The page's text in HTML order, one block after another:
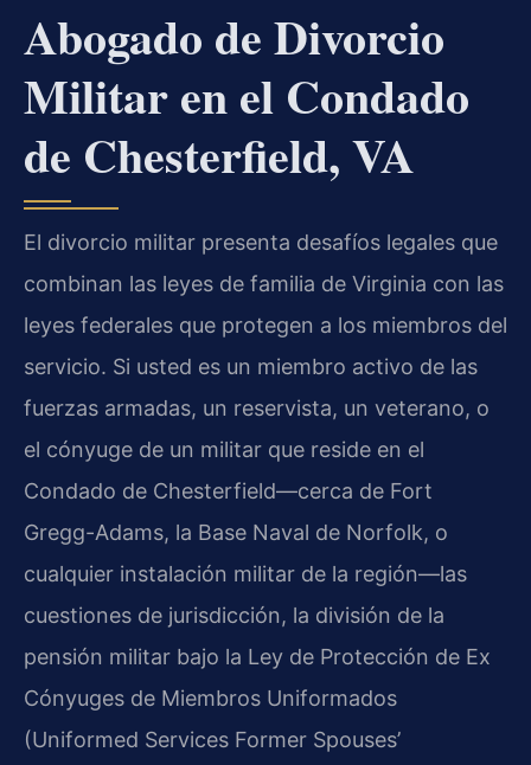
Abogado de Divorcio
Militar en el Condado
de Chesterfield, VA
El divorcio militar presenta desafíos legales que
combinan las leyes de familia de Virginia con las
leyes federales que protegen a los miembros del
servicio. Si usted es un miembro activo de las
fuerzas armadas, un reservista, un veterano, o
el cónyuge de un militar que reside en el
Condado de Chesterfield—cerca de Fort
Gregg-Adams, la Base Naval de Norfolk, o
cualquier instalación militar de la región—las
cuestiones de jurisdicción, la división de la
pensión militar bajo la Ley de Protección de Ex
Cónyuges de Miembros Uniformados
(Uniformed Services Former Spouses’